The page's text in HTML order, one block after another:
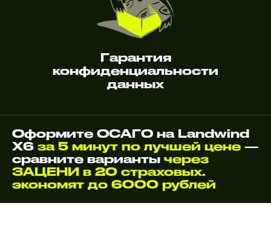
Гарантия
конфиденциальности
данных
Оформите ОСАГО на Landwind
X6 за 5 минут по лучшей цене —
сравните варианты через
ЗАЦЕНИ в 20 страховых.
экономят до 6000 рублей